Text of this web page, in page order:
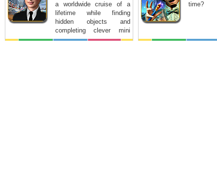
a worldwide cruise of a
lifetime while finding
hidden objects and
completing clever mini
games.
time?